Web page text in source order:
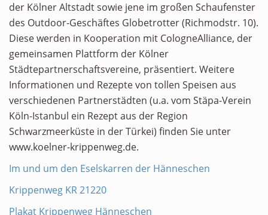
der Kölner Altstadt sowie jene im großen Schaufenster
des Outdoor-Geschäftes Globetrotter (Richmodstr. 10).
Diese werden in Kooperation mit CologneAlliance, der
gemeinsamen Plattform der Kölner
Städtepartnerschaftsvereine, präsentiert. Weitere
Informationen und Rezepte von tollen Speisen aus
verschiedenen Partnerstädten (u.a. vom Stäpa-Verein
Köln-Istanbul ein Rezept aus der Region
Schwarzmeerküste in der Türkei) finden Sie unter
www.koelner-krippenweg.de.
Im und um den Eselskarren der Hänneschen
Krippenweg KR 21220
Plakat Krippenweg Hänneschen